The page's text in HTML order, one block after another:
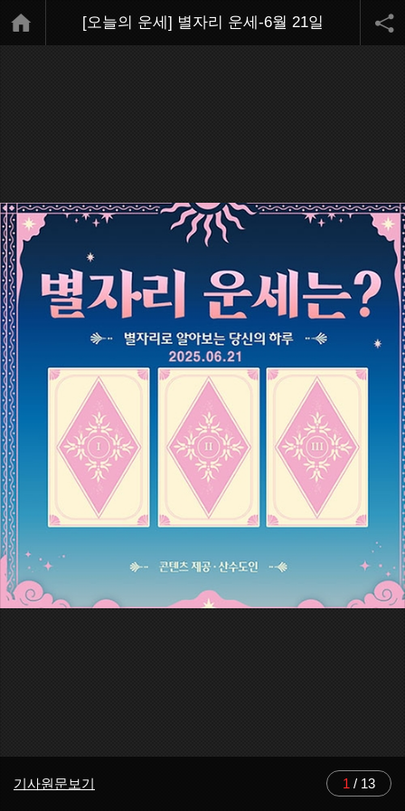
[오늘의 운세] 별자리 운세-6월 21일
기사원문보기 1 / 13